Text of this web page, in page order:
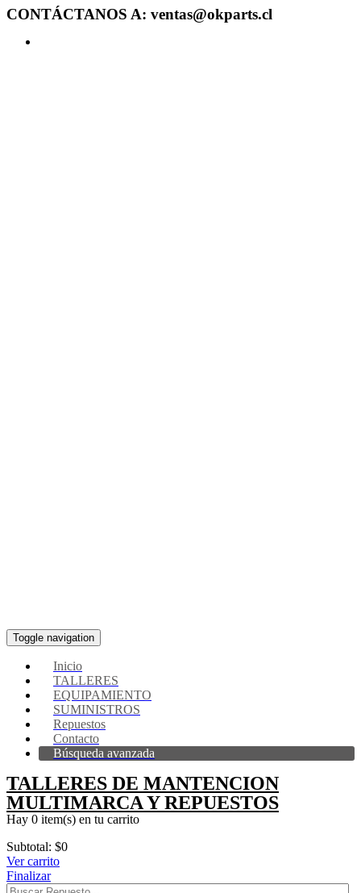
CONTÁCTANOS A: ventas@okparts.cl
Toggle navigation
Inicio
TALLERES
EQUIPAMIENTO
SUMINISTROS
Repuestos
Contacto
Búsqueda avanzada
TALLERES DE MANTENCION
MULTIMARCA Y REPUESTOS
Hay 0 item(s) en tu carrito
Subtotal: $0
Ver carrito
Finalizar